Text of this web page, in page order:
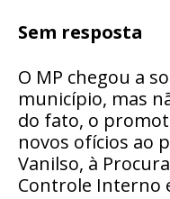
Sem resposta
O MP chegou a
município, mas
do fato, o
novos ofícios ao
Vanilso, à
Controle Interno